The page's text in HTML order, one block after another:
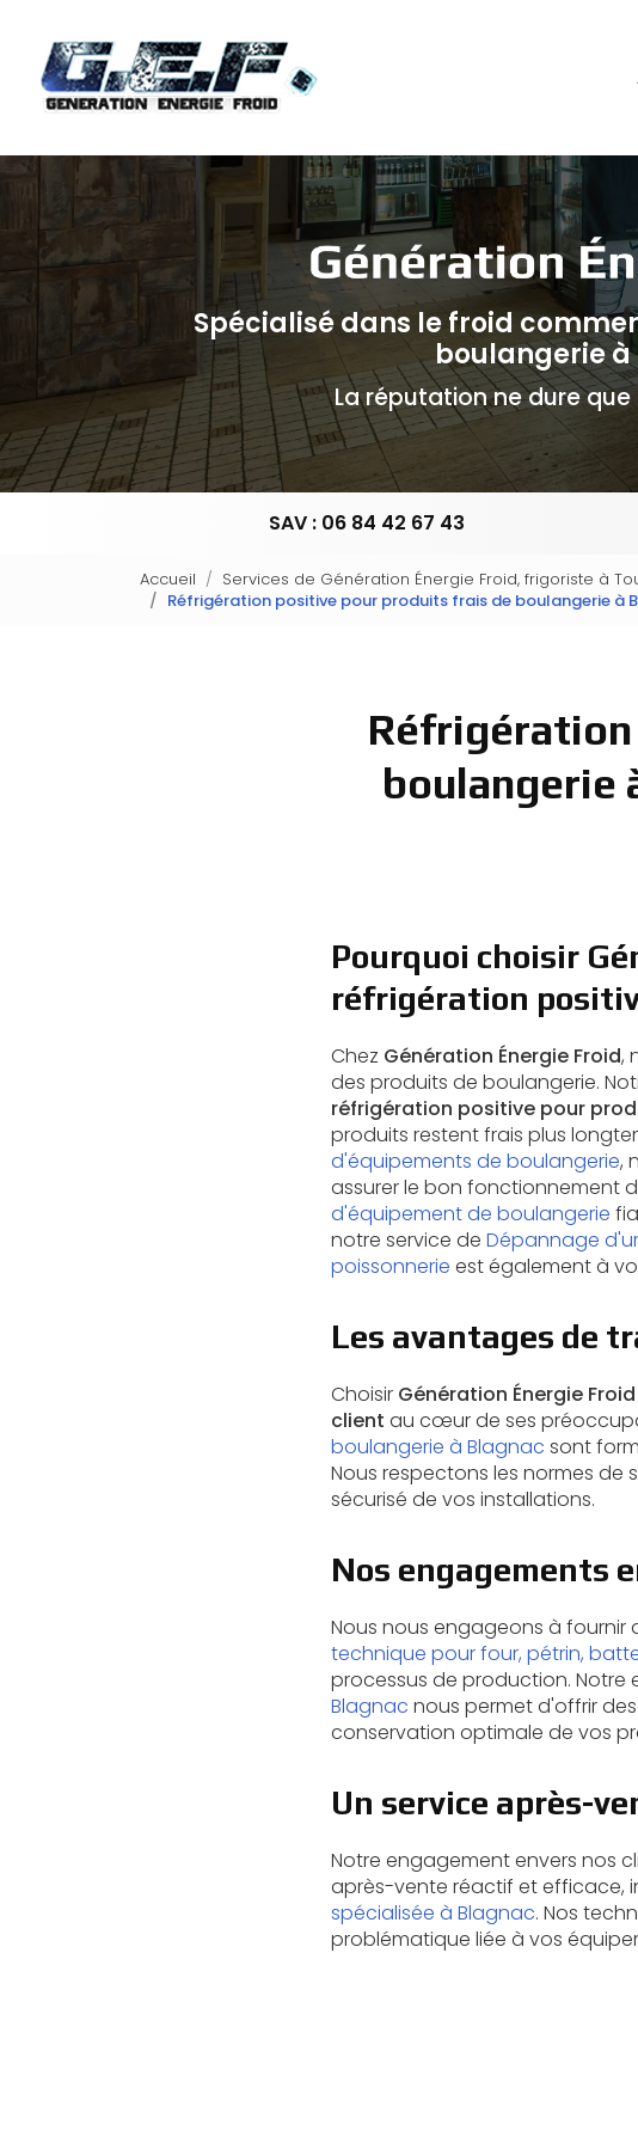
contenu
principal
Spécialisé dans le froid
boulangerie à
La réputation ne dure que
SAV : 06 84 42 67 43
Accueil Services de Génération Énergie Froid, frigoriste à
Réfrigération positive pour produits frais de boulangerie à
boulangerie
Pourquoi choisir
réfrigération
Chez Génération Énergie Froid,
des produits de boulangerie.
réfrigération positive pour
produits restent frais plus
d'équipements de boulangerie,
assurer le bon fonctionnement
d'équipement de boulangerie
notre service de Dépannage
poissonnerie est également à
Les avantages de
Choisir Génération Énergie Froid
client au cœur de ses
boulangerie à Blagnac sont
Nous respectons les normes
sécurisé de vos installations.
Nos engagements
Nous nous engageons à
technique pour four, pétrin,
processus de production. Notre
Blagnac nous permet d'offrir
conservation optimale de vos
Un service après-
Notre engagement envers nos
après-vente réactif et efficace,
spécialisée à Blagnac. Nos
problématique liée à vos